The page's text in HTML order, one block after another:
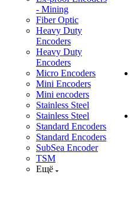
- Mining
Fiber Optic
Heavy Duty
Encoders
Heavy Duty
Encoders
Micro Encoders
Mini Encoders
Mini encoders
Stainless Steel
Stainless Steel
Standard Encoders
Standard Encoders
SubSea Encoder
TSM
Ещё